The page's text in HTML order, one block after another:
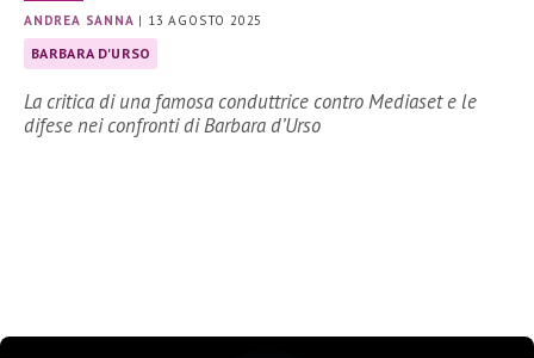
ANDREA SANNA | 13 AGOSTO 2025
BARBARA D'URSO
La critica di una famosa conduttrice contro Mediaset e le
difese nei confronti di Barbara d’Urso